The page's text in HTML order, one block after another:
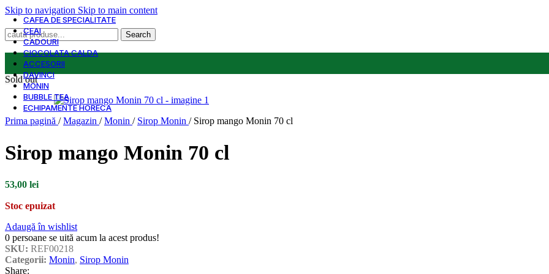
Skip to navigation Skip to main content
Search
CAFEA DE SPECIALITATE
CEAI
CADOURI
CIOCOLATA CALDA
ACCESORII
DAVINCI
MONIN
BUBBLE TEA
ECHIPAMENTE HORECA
Sold out
Prima pagină / Magazin / Monin / Sirop Monin / Sirop mango Monin 70 cl
Sirop mango Monin 70 cl
53,00 lei
Stoc epuizat
Adaugă în wishlist
0 persoane se uită acum la acest produs!
SKU: REF00218
Categorii: Monin, Sirop Monin
Share: